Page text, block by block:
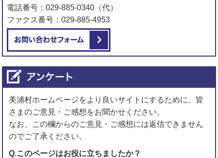
電話番号：029-885-0340（代）
ファクス番号：029-885-4953
美浦村ホームページをより良いサイトにするために、皆
さまのご意見・ご感想をお聞かせください。
なお、この欄からのご意見・ご感想には返信できません
のでご了承ください。
Q.このページはお役に立ちましたか？